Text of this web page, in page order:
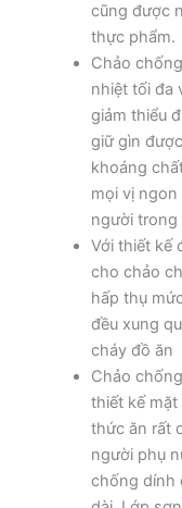
cũng được
thực phẩm.
Chảo
nhiệt tối đa
giảm thiểu
giữ gìn
khoáng
mọi vị
người trong
Với thiết kế
cho chảo
hấp thụ
đều xung
cháy đồ ăn
Chảo
thiết kế
thức ăn rất
người phụ
chống dính